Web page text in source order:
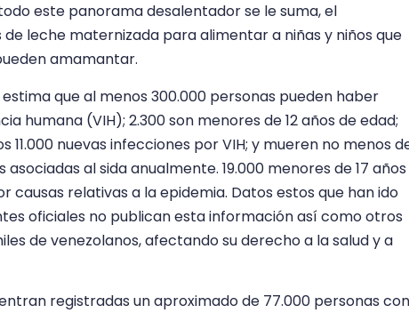
este panorama desalentador se le suma, el
leche maternizada para alimentar a niñas y niños que
amamantar.
estima que al menos 300.000 personas pueden haber
humana (VIH); 2.300 son menores de 12 años de edad;
11.000 nuevas infecciones por VIH; y mueren no menos
al sida anualmente. 19.000 menores de 17 años
causas relativas a la epidemia. Datos estos que han ido
oficiales no publican esta información así como otros
de venezolanos, afectando su derecho a la salud y a
registradas un aproximado de 77.000 personas con